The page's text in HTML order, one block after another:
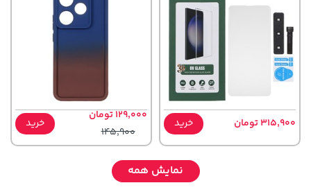
315,900 تومان خرید
129,000 تومان
145,900
خرید
نمایش همه